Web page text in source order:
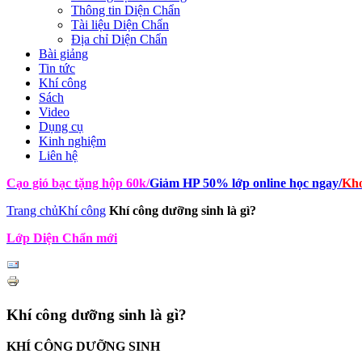
Thông tin Diện Chẩn
Tài liệu Diện Chẩn
Địa chỉ Diện Chẩn
Bài giảng
Tin tức
Khí công
Sách
Video
Dụng cụ
Kinh nghiệm
Liên hệ
Cạo gió bạc tặng hộp 60k/Giảm HP 50% lớp online học ngay/
Trang chủKhí công Khí công dưỡng sinh là gì?
Lớp Diện Chẩn mới
Khí công dưỡng sinh là gì?
KHÍ CÔNG DƯỠNG SINH